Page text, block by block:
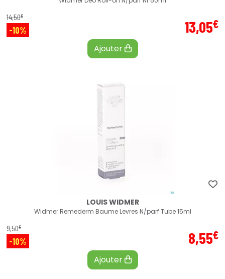
14,50€
-10% 13,05€
Ajouter
LOUIS WIDMER
Widmer Remederm Baume Levres N/parf Tube 15ml
9,50€
-10% 8,55€
Ajouter